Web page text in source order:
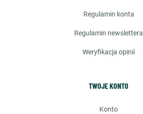
regulamin konta
regulamin newslettera
weryfikacja opinii
TWOJE KONTO
konto